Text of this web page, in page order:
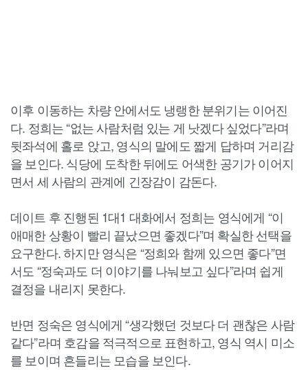
이후 이동하는 차량 안에서도 냉랭한 분위기는 이어진
다. 정희는 “없는 사람처럼 있는 게 낫겠다 싶었다”라며
뒷좌석에 홀로 앉고, 영식의 말에도 짧게 답하며 거리감
을 보인다. 식당에 도착한 뒤에도 어색한 공기가 이어지
면서 세 사람의 관계에 긴장감이 감돈다.
데이트 후 진행된 1대1 대화에서 정희는 영식에게 “이
애매한 상황이 빨리 끝났으면 좋겠다”며 확실한 선택을
요구한다. 하지만 영식은 “정희와 함께 있으면 좋다”면
서도 “정숙과도 더 이야기를 나눠보고 싶다”라며 쉽게
결정을 내리지 못한다.
반면 정숙은 영식에게 “생각했던 것보다 더 괜찮은 사람
같다”라며 호감을 적극적으로 표현하고, 영식 역시 미소
를 보이며 흔들리는 모습을 보인다.